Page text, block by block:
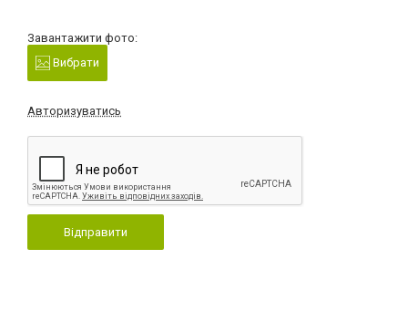
Завантажити фото:
Вибрати
Авторизуватись
Відправити